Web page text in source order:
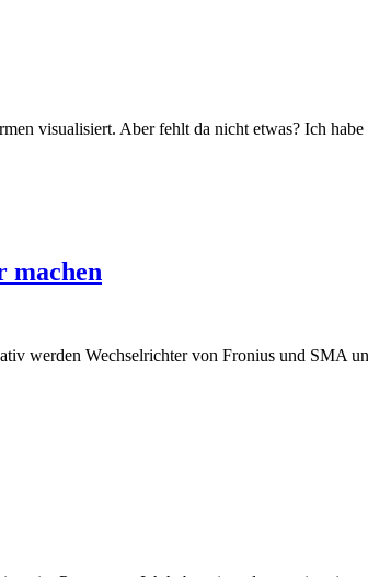
visualisiert. Aber fehlt da nicht etwas? Ich
machen
werden Wechselrichter von Fronius und SMA